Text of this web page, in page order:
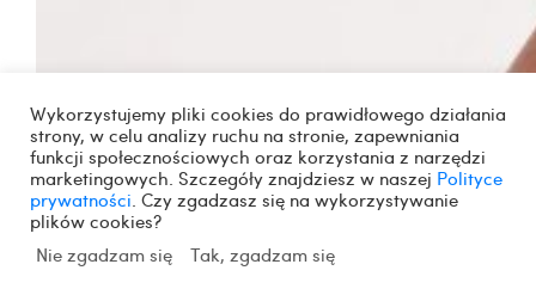
Wykorzystujemy pliki cookies do prawidłowego działania
strony, w celu analizy ruchu na stronie, zapewniania
funkcji społecznościowych oraz korzystania z narzędzi
marketingowych. Szczegóły znajdziesz w naszej Polityce
prywatności. Czy zgadzasz się na wykorzystywanie
plików cookies?
Nie zgadzam się
Tak, zgadzam się